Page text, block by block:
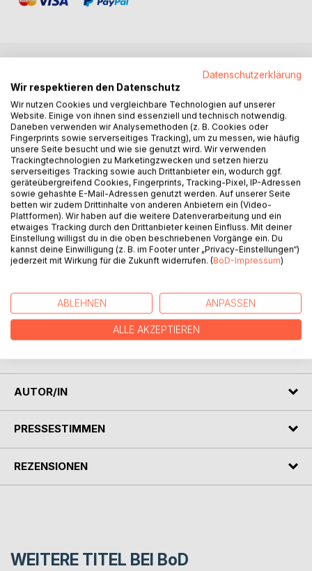
Manchmal beginnt ein Abenteuer ganz leise.
Paul-Lux fährt mit seinem kleinen Boot über das ruhige
Meer, als plötzlich eine geheimnisvolle rosafarbene Kuppel
erscheint.
Neugierig folgt er dem leuchtenden Weg und entdeckt eine
wundersame Welt voller Rosen, funkelnder Wasserwege
und einer geheimnisvollen Königin.
Doch war alles nur ein Traum?
Oder bleibt manchmal doch ein kleines Stück Magie
Ein warmherziges Märchen über Neugier, Staunen und die
AUTOR/IN
PRESSESTIMMEN
REZENSIONEN
WEITERE TITEL BEI BoD
Datenschutzerklärung
Wir respektieren den Datenschutz
Wir nutzen Cookies und vergleichbare Technologien auf unserer
Website. Einige von ihnen sind essenziell und technisch notwendig.
Daneben verwenden wir Analysemethoden (z. B. Cookies oder
Fingerprints sowie serverseitiges Tracking), um zu messen, wie häufig
unsere Seite besucht und wie sie genutzt wird. Wir verwenden
Trackingtechnologien zu Marketingzwecken und setzen hierzu
serverseitiges Tracking sowie auch Drittanbieter ein, wodurch ggf.
geräteübergreifend Cookies, Fingerprints, Tracking-Pixel, IP-Adressen
sowie gehashte E-Mail-Adressen genutzt werden. Auf unserer Seite
betten wir zudem Drittinhalte von anderen Anbietern ein (Video-
Plattformen). Wir haben auf die weitere Datenverarbeitung und ein
etwaiges Tracking durch den Drittanbieter keinen Einfluss. Mit deiner
Einstellung willigst du in die oben beschriebenen Vorgänge ein. Du
kannst deine Einwilligung (z. B. im Footer unter „Privacy-Einstellungen“)
jederzeit mit Wirkung für die Zukunft widerrufen. (BoD-Impressum)
ABLEHNEN ANPASSEN
ALLE AKZEPTIEREN